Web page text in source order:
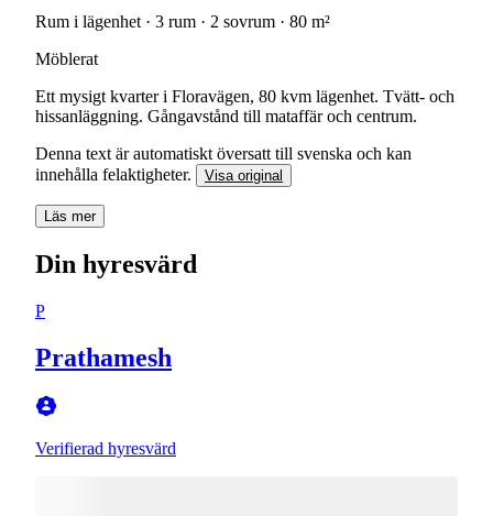
Rum i lägenhet · 3 rum · 2 sovrum · 80 m²
Möblerat
Ett mysigt kvarter i Floravägen, 80 kvm lägenhet. Tvätt- och
hissanläggning. Gångavstånd till mataffär och centrum.
Denna text är automatiskt översatt till svenska och kan
innehålla felaktigheter.
Visa original
Läs mer
Din hyresvärd
P
Prathamesh
Verifierad hyresvärd